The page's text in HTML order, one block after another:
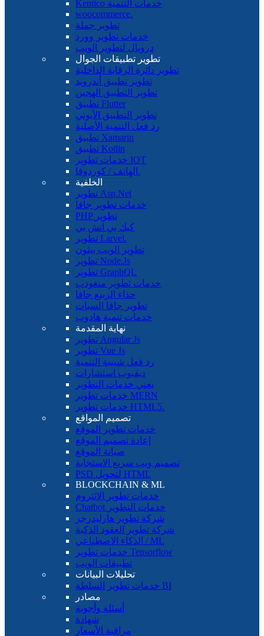
Kentico خدمات التنمية
woocommerce.
تطوير جملة
خدمات تطوير وورد
دروبال لتطوير الويب
تطوير تطبيقات الجوال
تطوير دائرة الرقابة الداخلية
تطوير تطبيق أندرويد
تطوير التطبيق الهجين
تطبيق Flutter
تطوير التطبيق الأيوني
رد فعل التنمية الأصلية
تطبيق Xamarin
تطبيق Kotlin
خدمات تطوير IOT
الهاتف / كوردوفا.
الخلفية
تطوير Asp.Net
خدمات تطوير جافا
PHP تطوير
كيك بي اتش بي
تطوير Larvel.
تطوير الويب بيثون
تطوير Node.Js
تطوير GraphQL
خدمات تطوير منغودب
حذاء الربيع جافا
تطوير جافا السبات
خدمات تنمية هادوب
نهاية المقدمة
تطوير Angular Js
تطوير Vue Js
رد فعل شبيبة التنمية
ديفيوب استشارات
يعني خدمات التطوير
خدمات تطوير MERN
خدمات تطوير HTML5.
تصميم المواقع
خدمات تطوير الموقع
إعادة تصميم الموقع
صيانة الموقع
تصميم ويب سريع الاستجابة
PSD لتحويل HTML
BLOCKCHAIN ​​& ML
خدمات تطوير الإثتروم
Chatbot خدمات التطوير
شركة تطوير هارليدرجر
شركة تطوير العقود الذكية
الذكاء الاصطناعي / ML
خدمات تطوير Tensorflow
تطبيقات الويب
تحليلات البيانات
خدمات تطوير السلطة BI
مصادر
أسئلة وأجوبة
شهادة
مراقبة الأسعار